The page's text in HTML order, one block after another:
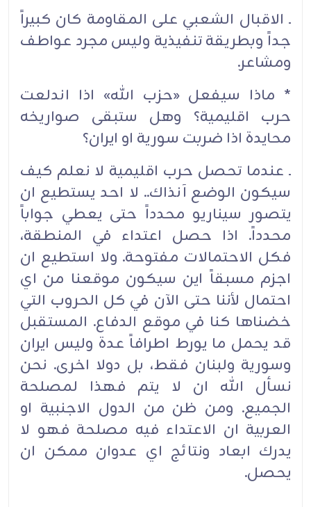
ـ الاقبال الشعبي على المقاومة كان كبيراً
جداً وبطريقة تنفيذية وليس مجرد عواطف
ومشاعر.
* ماذا سيفعل «حزب الله» اذا اندلعت
حرب اقليمية؟ وهل ستبقى صواريخه
محايدة اذا ضربت سورية او ايران؟
ـ عندما تحصل حرب اقليمية لا نعلم كيف
سيكون الوضع آنذاك.. لا احد يستطيع ان
يتصور سيناريو محدداً حتى يعطي جواباً
محدداً. اذا حصل اعتداء في المنطقة،
فكل الاحتمالات مفتوحة. ولا استطيع ان
اجزم مسبقاً اين سيكون موقعنا من اي
احتمال لأننا حتى الآن في كل الحروب التي
خضناها كنا في موقع الدفاع. المستقبل
قد يحمل ما يورط اطرافاً عدة وليس ايران
وسورية ولبنان فقط، بل دولا اخرى. نحن
نسأل الله ان لا يتم فهذا لمصلحة
الجميع. ومن ظن من الدول الاجنبية او
العربية ان الاعتداء فيه مصلحة فهو لا
يدرك ابعاد ونتائج اي عدوان ممكن ان
يحصل.